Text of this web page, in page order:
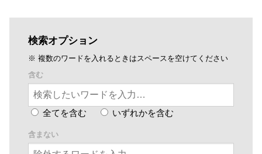
検索オプション
※ 複数のワードを入れるときはスペースを空けてください
含む
全てを含む いずれかを含む
含まない